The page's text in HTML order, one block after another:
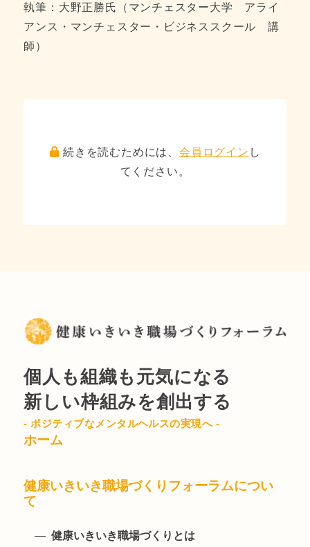
執筆：大野正勝氏（マンチェスター大学 アライ
アンス・マンチェスター・ビジネススクール 講
師）
続きを読むためには、 会員ログイン し
てください。
個人も組織も元気になる
新しい枠組みを創出する
- ポジティブなメンタルヘルスの実現へ -
ホーム
健康いきいき職場づくりフォーラムについ
て
健康いきいき職場づくりとは